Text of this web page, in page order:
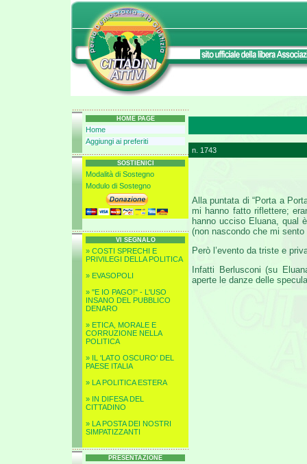
HOME PAGE
Home
Aggiungi ai preferiti
SOSTIENICI
Modalità di Sostegno
Modulo di Sostegno
VI SEGNALO
» COSTI SPRECHI E
PRIVILEGI DELLA POLITICA
» EVASOPOLI
» ''E IO PAGO!'' - L'USO
INSANO DEL PUBBLICO
DENARO
» ETICA, MORALE E
CORRUZIONE NELLA
POLITICA
» IL 'LATO OSCURO' DEL
PAESE ITALIA
» LA POLITICA ESTERA
» IN DIFESA DEL
CITTADINO
» LA POSTA DEI NOSTRI
SIMPATIZZANTI
PRESENTAZIONE
n. 1743
Alla puntata di “Porta a
mi hanno fatto riflettere;
hanno ucciso Eluana, qual
(non nascondo che mi
Però l’evento da triste e
Infatti Berlusconi (su
aperte le danze delle